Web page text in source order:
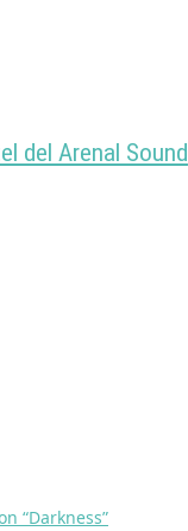
del Arenal Sound
“Darkness”